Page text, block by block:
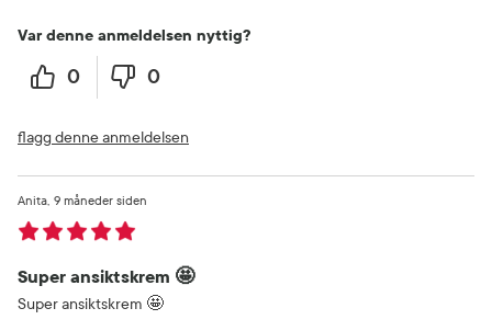
Var denne anmeldelsen nyttig?
0 0
flagg denne anmeldelsen
Super ansiktskrem 🤩
9 måneder siden
Anita
Super ansiktskrem 🤩